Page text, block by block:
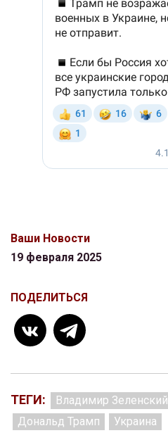
Ваши Новости
19 февраля 2025
ПОДЕЛИТЬСЯ
ТЕГИ: Владимир Зеленский
Дональд Трамп
Украина